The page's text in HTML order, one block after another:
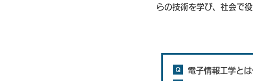
らの技術を学び、社会で
Q 電子情報工学と